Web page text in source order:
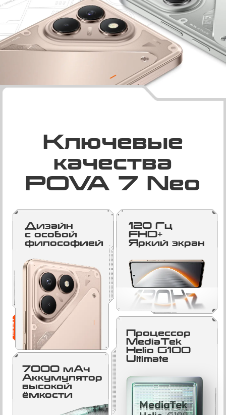
Сите модели Спореди модели
Ключевые
качества
POVA 7 Neo
Дизайн
с особой
философией
7000 мАч
Аккумулятор
высокой
ёмкости
120 Гц
FHD+
Яркий экран
Процессор
MediaTek
Helio G100
Ultimate